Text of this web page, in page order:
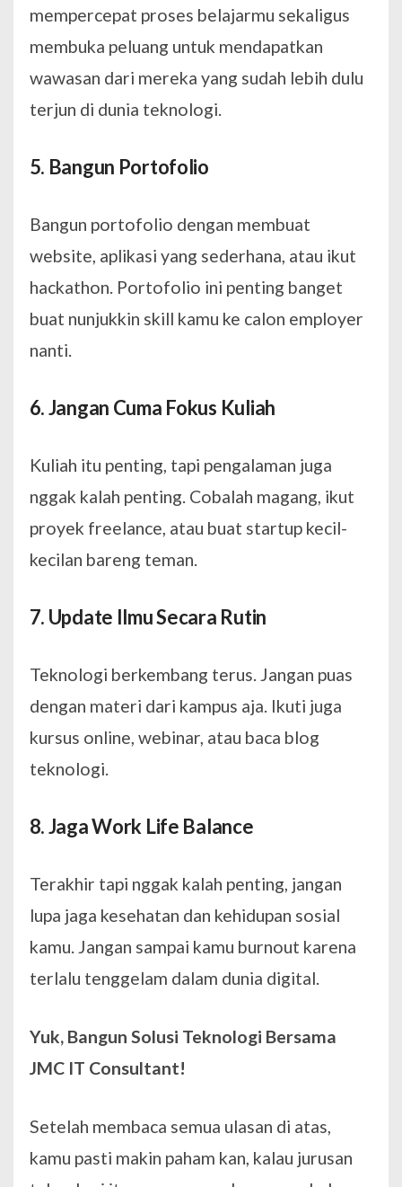
mempercepat proses belajarmu sekaligus
membuka peluang untuk mendapatkan
wawasan dari mereka yang sudah lebih dulu
terjun di dunia teknologi.
5. Bangun Portofolio
Bangun portofolio dengan membuat
website, aplikasi yang sederhana, atau ikut
hackathon. Portofolio ini penting banget
buat nunjukkin skill kamu ke calon employer
nanti.
6. Jangan Cuma Fokus Kuliah
Kuliah itu penting, tapi pengalaman juga
nggak kalah penting. Cobalah magang, ikut
proyek freelance, atau buat startup kecil-
kecilan bareng teman.
7. Update Ilmu Secara Rutin
Teknologi berkembang terus. Jangan puas
dengan materi dari kampus aja. Ikuti juga
kursus online, webinar, atau baca blog
teknologi.
8. Jaga Work Life Balance
Terakhir tapi nggak kalah penting, jangan
lupa jaga kesehatan dan kehidupan sosial
kamu. Jangan sampai kamu burnout karena
terlalu tenggelam dalam dunia digital.
Yuk, Bangun Solusi Teknologi Bersama
JMC IT Consultant!
Setelah membaca semua ulasan di atas,
kamu pasti makin paham kan, kalau jurusan